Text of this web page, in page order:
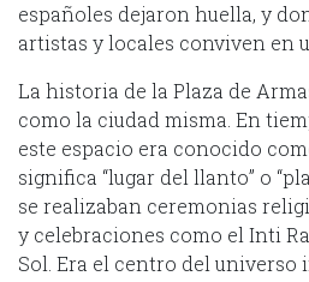
españoles dejaron huella, y
artistas y locales conviven en
La historia de la Plaza de
como la ciudad misma. En
este espacio era conocido
significa “lugar del llanto” o
se realizaban ceremonias
y celebraciones como el Inti
Sol. Era el centro del universo